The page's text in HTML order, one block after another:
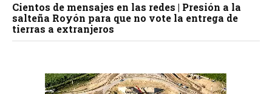
Cientos de mensajes en las redes | Presión a la
salteña Royón para que no vote la entrega de
tierras a extranjeros